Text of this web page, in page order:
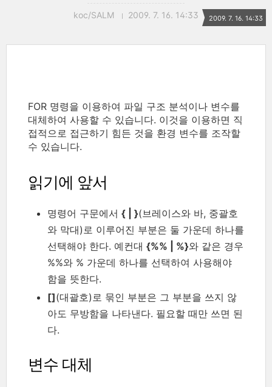
koc/SALM 2009. 7. 16. 14:33 2009. 7. 16. 14:33
FOR 명령을 이용하여 파일 구조 분석이나 변수를
대체하여 사용할 수 있습니다. 이것을 이용하면 직
접적으로 접근하기 힘든 것을 환경 변수를 조작할
수 있습니다.
읽기에 앞서
명령어 구문에서 { | }(브레이스와 바, 중괄호
와 막대)로 이루어진 부분은 둘 가운데 하나를
선택해야 한다. 예컨대 {%% | %}와 같은 경우
%%와 % 가운데 하나를 선택하여 사용해야
함을 뜻한다.
[](대괄호)로 묶인 부분은 그 부분을 쓰지 않
아도 무방함을 나타낸다. 필요할 때만 쓰면 된
다.
변수 대체